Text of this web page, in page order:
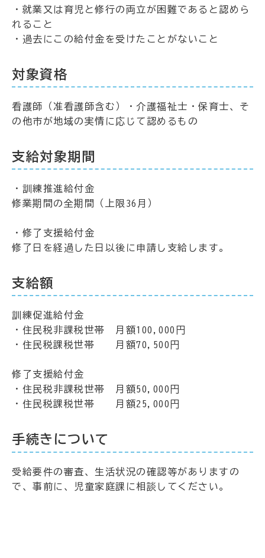
・就業又は育児と修行の両立が困難であると認めら
れること
・過去にこの給付金を受けたことがないこと
対象資格
看護師（准看護師含む）・介護福祉士・保育士、そ
の他市が地域の実情に応じて認めるもの
支給対象期間
・訓練推進給付金
修業期間の全期間（上限36月）
・修了支援給付金
修了日を経過した日以後に申請し支給します。
支給額
訓練促進給付金
・住民税非課税世帯 月額100,000円
・住民税課税世帯 月額70,500円
修了支援給付金
・住民税非課税世帯 月額50,000円
・住民税課税世帯 月額25,000円
手続きについて
受給要件の審査、生活状況の確認等がありますの
で、事前に、児童家庭課に相談してください。